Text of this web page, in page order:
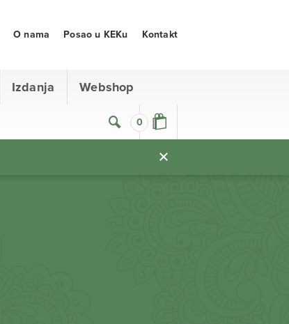
0
Izdanja Webshop
O nama Posao u KEKu Kontakt